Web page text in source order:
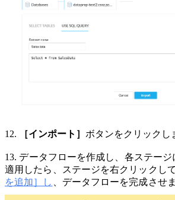
12. ［インポート］ ボタンをクリックし
13. データフローを作成し、各ステー
適用したら、ステージを右クリックして
を追加］し
、データフローを完成させま